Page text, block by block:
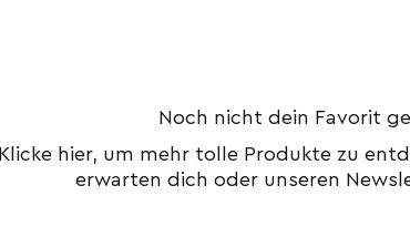
Noch nicht dein Favorit
Klicke hier, um mehr tolle Produkte zu
erwarten dich oder unseren